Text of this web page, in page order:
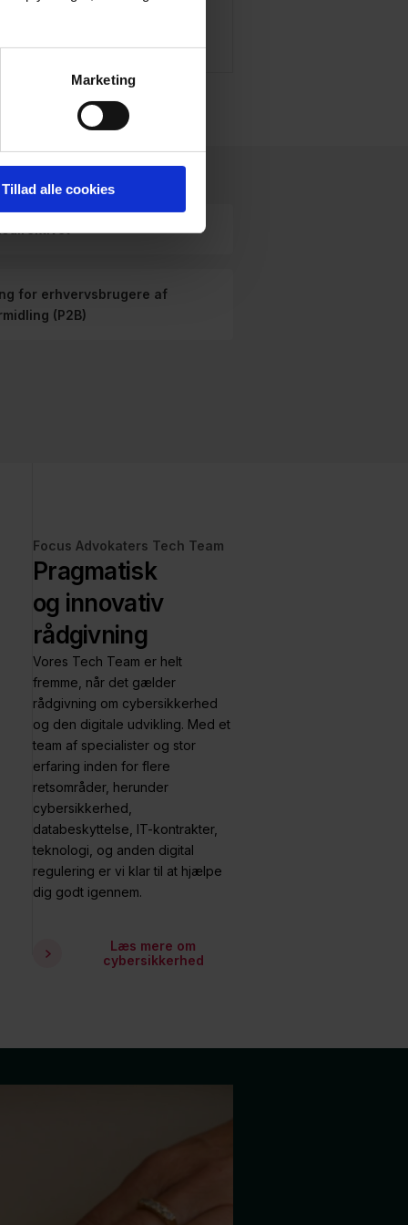
Marketing
Tillad alle cookies
for erhvervsbrugere af
(P2B)
Focus Advokaters Tech Team
Pragmatisk
og innovativ
rådgivning
Vores Tech Team er helt
fremme, når det gælder
rådgivning om cybersikkerhed
og den digitale udvikling. Med et
team af specialister og stor
erfaring inden for flere
retsområder, herunder
cybersikkerhed,
databeskyttelse, IT-kontrakter,
teknologi, og anden digital
regulering er vi klar til at hjælpe
dig godt igennem.
Læs mere om
cybersikkerhed